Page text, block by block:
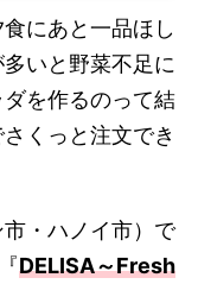
にあと一品ほし
いと野菜不足に
を作るのって結
くっと注文でき
・ハノイ市）で
DELISA～Fresh